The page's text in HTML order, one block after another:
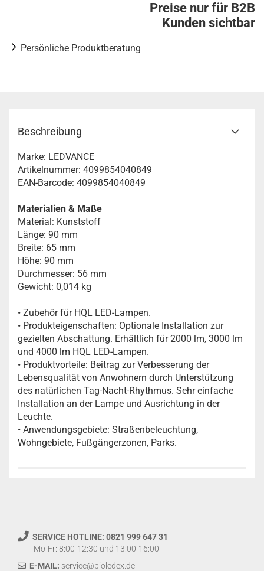
Preise nur für B2B
Kunden sichtbar
Persönliche Produktberatung
Beschreibung
Marke: LEDVANCE
Artikelnummer: 4099854040849
EAN-Barcode: 4099854040849
Materialien & Maße
Material: Kunststoff
Länge: 90 mm
Breite: 65 mm
Höhe: 90 mm
Durchmesser: 56 mm
Gewicht: 0,014 kg
• Zubehör für HQL LED-Lampen.
• Produkteigenschaften: Optionale Installation zur
gezielten Abschattung. Erhältlich für 2000 lm, 3000 lm
und 4000 lm HQL LED-Lampen.
• Produktvorteile: Beitrag zur Verbesserung der
Lebensqualität von Anwohnern durch Unterstützung
des natürlichen Tag-Nacht-Rhythmus. Sehr einfache
Installation an der Lampe und Ausrichtung in der
Leuchte.
• Anwendungsgebiete: Straßenbeleuchtung,
Wohngebiete, Fußgängerzonen, Parks.
SERVICE HOTLINE: 0821 999 647 31
Mo-Fr: 8:00-12:30 und 13:00-16:00
E-MAIL: service@bioledex.de